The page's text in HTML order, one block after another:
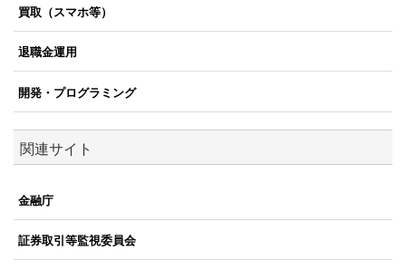
買取（スマホ等）
退職金運用
開発・プログラミング
関連サイト
金融庁
証券取引等監視委員会